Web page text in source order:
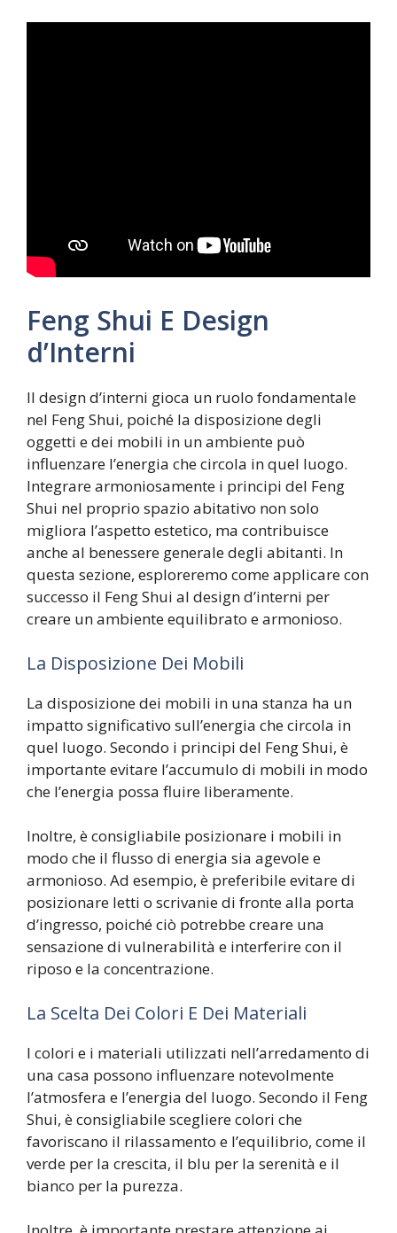
Feng Shui E Design
d’Interni
Il design d’interni gioca un ruolo fondamentale
nel Feng Shui, poiché la disposizione degli
oggetti e dei mobili in un ambiente può
influenzare l’energia che circola in quel luogo.
Integrare armoniosamente i principi del Feng
Shui nel proprio spazio abitativo non solo
migliora l’aspetto estetico, ma contribuisce
anche al benessere generale degli abitanti. In
questa sezione, esploreremo come applicare con
successo il Feng Shui al design d’interni per
creare un ambiente equilibrato e armonioso.
La Disposizione Dei Mobili
La disposizione dei mobili in una stanza ha un
impatto significativo sull’energia che circola in
quel luogo. Secondo i principi del Feng Shui, è
importante evitare l’accumulo di mobili in modo
che l’energia possa fluire liberamente.
Inoltre, è consigliabile posizionare i mobili in
modo che il flusso di energia sia agevole e
armonioso. Ad esempio, è preferibile evitare di
posizionare letti o scrivanie di fronte alla porta
d’ingresso, poiché ciò potrebbe creare una
sensazione di vulnerabilità e interferire con il
riposo e la concentrazione.
La Scelta Dei Colori E Dei Materiali
I colori e i materiali utilizzati nell’arredamento di
una casa possono influenzare notevolmente
l’atmosfera e l’energia del luogo. Secondo il Feng
Shui, è consigliabile scegliere colori che
favoriscano il rilassamento e l’equilibrio, come il
verde per la crescita, il blu per la serenità e il
bianco per la purezza.